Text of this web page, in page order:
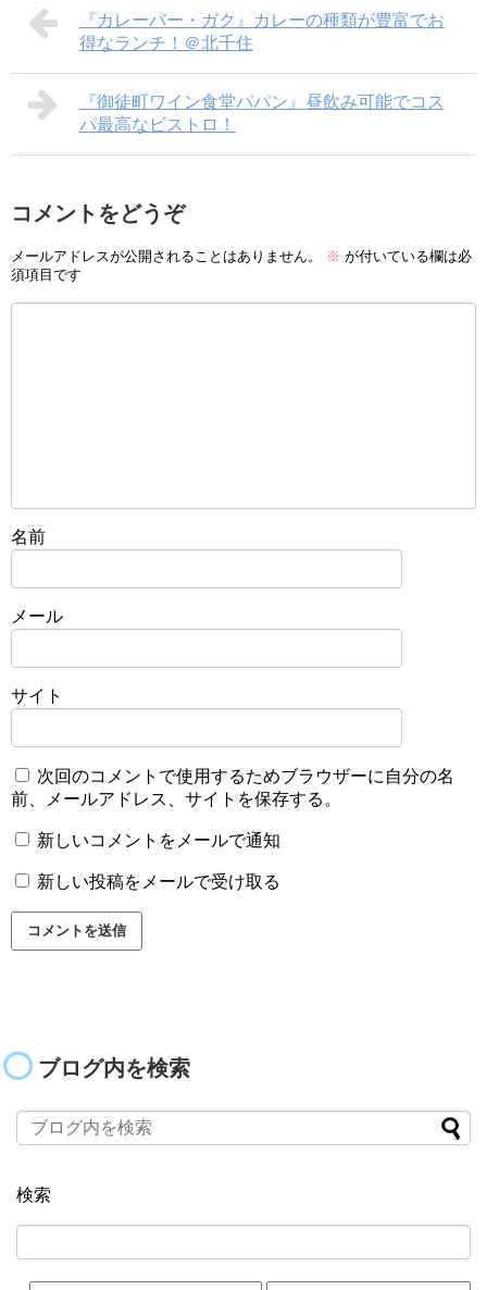
『カレーバー・ガク』カレーの種類が豊富でお
得なランチ！＠北千住
『御徒町ワイン食堂パパン』昼飲み可能でコス
パ最高なビストロ！
コメントをどうぞ
メールアドレスが公開されることはありません。 ※ が付いている欄は必
須項目です
名前
メール
サイト
次回のコメントで使用するためブラウザーに自分の名
前、メールアドレス、サイトを保存する。
新しいコメントをメールで通知
新しい投稿をメールで受け取る
ブログ内を検索
検索